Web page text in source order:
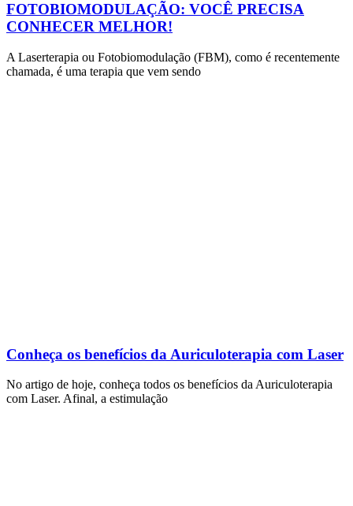
FOTOBIOMODULAÇÃO: VOCÊ PRECISA
CONHECER MELHOR!
A Laserterapia ou Fotobiomodulação (FBM), como é recentemente
chamada, é uma terapia que vem sendo
Conheça os benefícios da Auriculoterapia com Laser
No artigo de hoje, conheça todos os benefícios da Auriculoterapia
com Laser. Afinal, a estimulação